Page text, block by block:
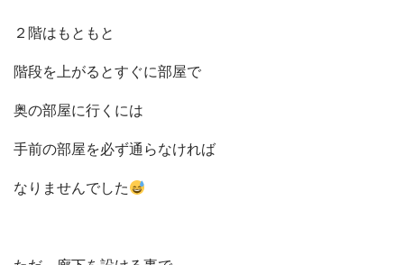
２階はもともと
階段を上がるとすぐに部屋で
奥の部屋に行くには
手前の部屋を必ず通らなければ
なりませんでした